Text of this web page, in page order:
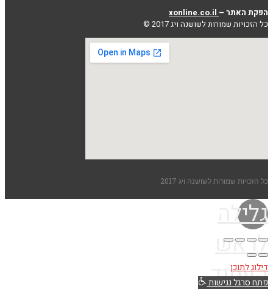
הפקת האתר –
כל הזכויות שמורות לשושנה ויג 2017 ©
כל הזכויות שמורות לשושנה ויג 2017
גלילה
לראש
העמוד
דילוג לתוכן
פתח סרגל נגישות